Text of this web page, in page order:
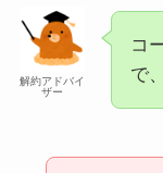
解約アドバイ
ザー
コ
で